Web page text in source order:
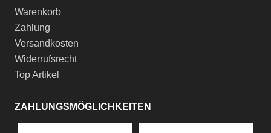
Warenkorb
Zahlung
Versandkosten
Widerrufsrecht
Top Artikel
ZAHLUNGSMÖGLICHKEITEN